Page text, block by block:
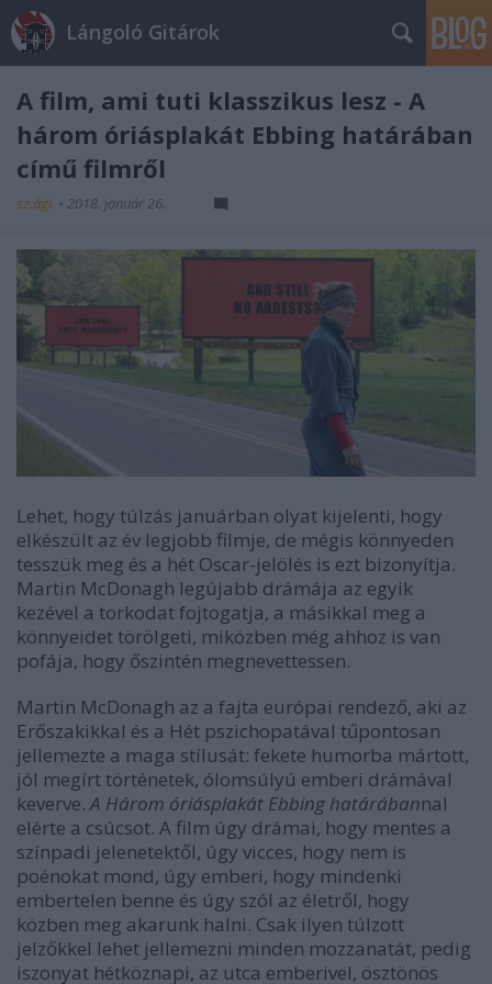
Lángoló Gitárok
A film, ami tuti klasszikus lesz - A
három óriásplakát Ebbing határában
című filmről
sz.ági. • 2018. január 26.
Lehet, hogy túlzás januárban olyat kijelenti, hogy
elkészült az év legjobb filmje, de mégis könnyeden
tesszük meg és a hét Oscar-jelölés is ezt bizonyítja.
Martin McDonagh legújabb drámája az egyik
kezével a torkodat fojtogatja, a másikkal meg a
könnyeidet törölgeti, miközben még ahhoz is van
pofája, hogy őszintén megnevettessen.
Martin McDonagh az a fajta európai rendező, aki az
Erőszakikkal és a Hét pszichopatával tűpontosan
jellemezte a maga stílusát: fekete humorba mártott,
jól megírt történetek, ólomsúlyú emberi drámával
keverve.A Három óriásplakát Ebbing határábannal
elérte a csúcsot. A film úgy drámai, hogy mentes a
színpadi jelenetektől, úgy vicces, hogy nem is
poénokat mond, úgy emberi, hogy mindenki
embertelen benne és úgy szól az életről, hogy
közben meg akarunk halni. Csak ilyen túlzott
jelzőkkel lehet jellemezni minden mozzanatát, pedig
iszonyat hétköznapi, az utca emberivel, ösztönös